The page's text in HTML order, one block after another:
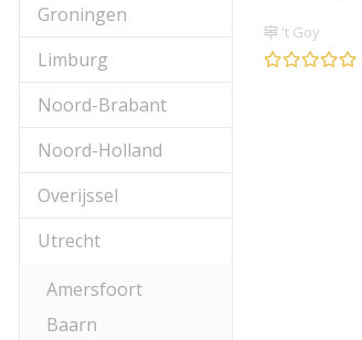
Groningen
Limburg
Noord-Brabant
Noord-Holland
Overijssel
Utrecht
Amersfoort
Baarn
't Goy